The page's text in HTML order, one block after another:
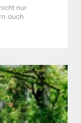
nur
auch